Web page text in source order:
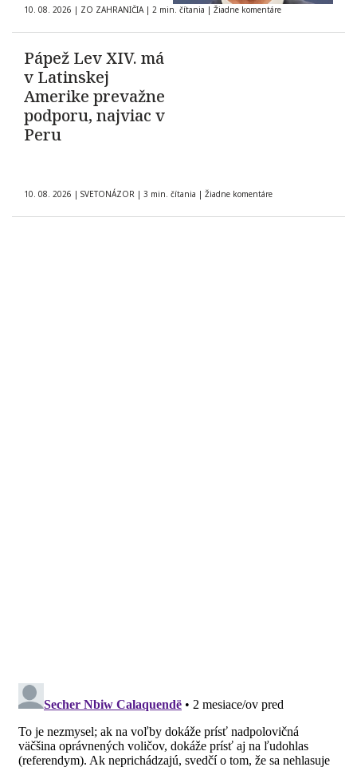
10. 08. 2026 | ZO ZAHRANIČIA | 2 min. čítania | Žiadne komentáre
Pápež Lev XIV. má
v Latinskej
Amerike prevažne
podporu, najviac v
Peru
10. 08. 2026 | SVETONÁZOR | 3 min. čítania | Žiadne komentáre